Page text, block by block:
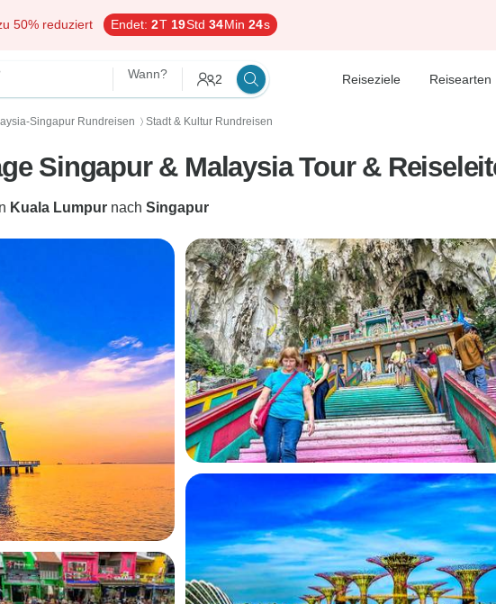
50% reduziert Endet: 2T 19Std 34Min 23s
Wann? 2 Reiseziele Reisearten
Singapur Rundreisen 〉 Stadt & Kultur Rundreisen
Singapur & Malaysia Tour &
Kuala Lumpur nach Singapur